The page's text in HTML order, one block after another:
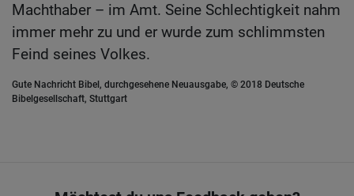
Machthaber – im Amt. Seine Schlechtigkeit nahm
immer mehr zu und er wurde zum schlimmsten
Feind seines Volkes.
Gute Nachricht Bibel, durchgesehene Neuausgabe, © 2018 Deutsche
Bibelgesellschaft, Stuttgart